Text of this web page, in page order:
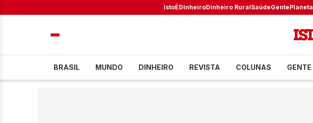
IstoÉDinheiroDinheiro RuralSaúdeGentePlaneta
BRASIL MUNDO DINHEIRO REVISTA COLUNAS GENTE